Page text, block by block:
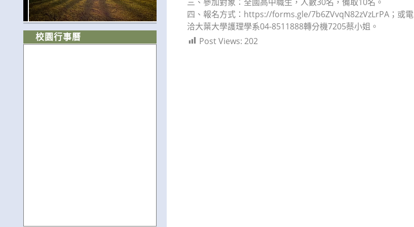
四、報名方式：https://forms.gle/7b6ZVvqN82zVzLrPA；或電
洽大葉大學護理學系04-8511888轉分機7205蔡小姐。
Post Views: 202
校園行事曆